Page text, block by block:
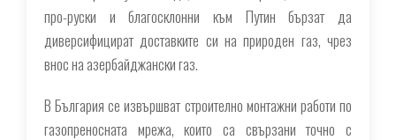
про-руски и благосклонни към Путин бързат да
диверсифицират доставките си на природен газ, чрез
внос на азербайджански газ.
В България се извършват строително монтажни работи по
газопреносната мрежа, които са свързани точно с